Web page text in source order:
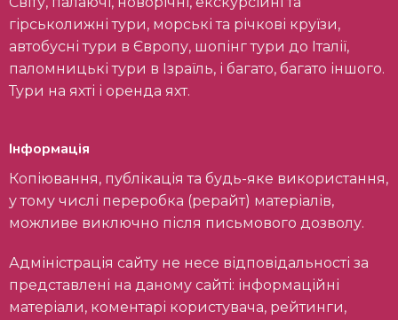
гірськолижні тури, морські та річкові круїзи,
автобусні тури в Європу, шопінг тури до Італії,
паломницькі тури в Ізраїль, і багато, багато іншого.
Тури на яхті і оренда яхт.
Інформація
Копіювання, публікація та будь-яке використання,
у тому числі переробка (рерайт) матеріалів,
можливе виключно після письмового дозволу.
Адміністрація сайту не несе відповідальності за
представлені на даному сайті: інформаційні
матеріали, коментарі користувача, рейтинги,